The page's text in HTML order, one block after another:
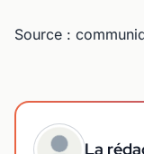
Source :
La